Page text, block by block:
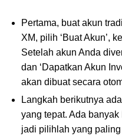
Pertama, buat akun
XM, pilih ‘Buat Akun’,
Setelah akun Anda
dan ‘Dapatkan Akun
akan dibuat secara
Langkah berikutnya
yang tepat. Ada
jadi pilihlah yang